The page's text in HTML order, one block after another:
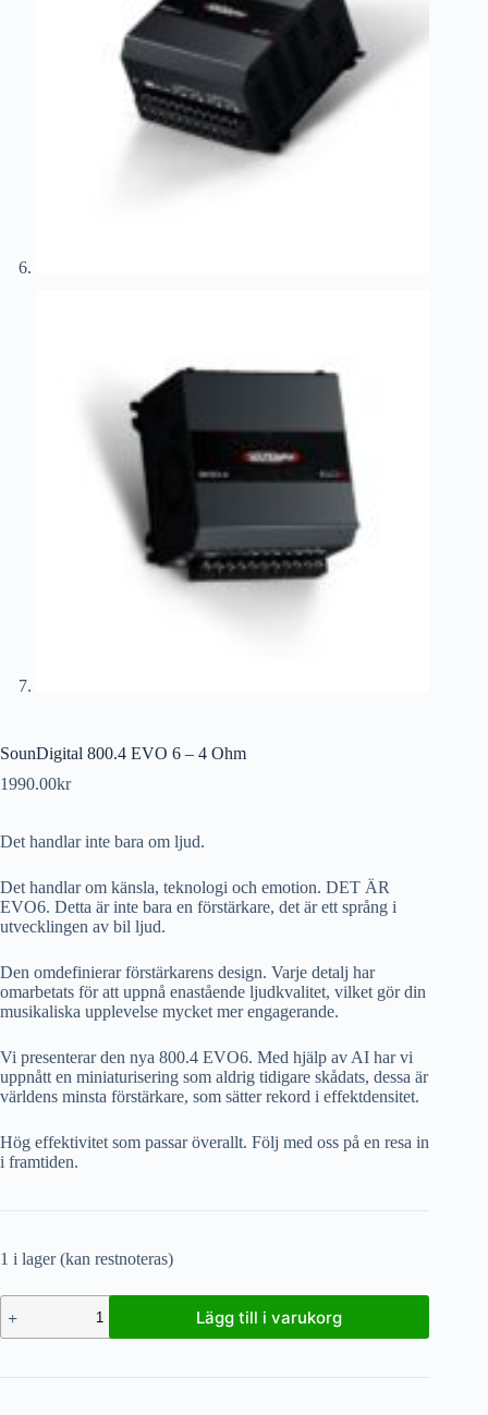
SounDigital 800.4 EVO 6 – 4 Ohm
1990.00kr
Det handlar inte bara om ljud.
Det handlar om känsla, teknologi och emotion. DET ÄR
EVO6. Detta är inte bara en förstärkare, det är ett språng i
utvecklingen av bil ljud.
Den omdefinierar förstärkarens design. Varje detalj har
omarbetats för att uppnå enastående ljudkvalitet, vilket gör din
musikaliska upplevelse mycket mer engagerande.
Vi presenterar den nya 800.4 EVO6. Med hjälp av AI har vi
uppnått en miniaturisering som aldrig tidigare skådats, dessa är
världens minsta förstärkare, som sätter rekord i effektdensitet.
Hög effektivitet som passar överallt. Följ med oss på en resa in
i framtiden.
1 i lager (kan restnoteras)
Lägg till i varukorg